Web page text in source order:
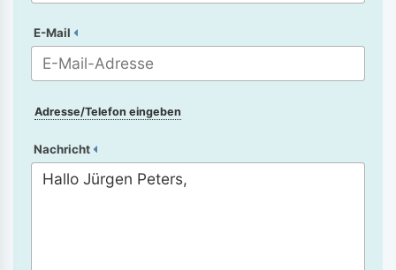
E-Mail
Adresse/Telefon eingeben
Nachricht